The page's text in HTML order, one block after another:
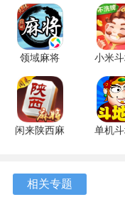
1、游戏还提供智能打
2、好彩斗地主是一款
3、无论你是斗地主的
乐趣。
领域麻将
3.4 最新版
小米
3.0.11
版
闲来陕西麻
最新版
单机
相关专题